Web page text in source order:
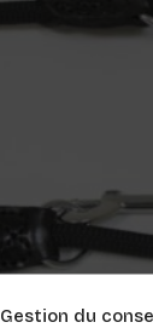
Gestion du